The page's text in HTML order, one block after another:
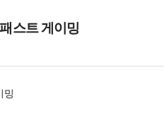
스트 게이밍
밍